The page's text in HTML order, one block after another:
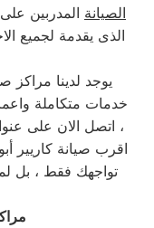
الصيانة المدربين
الذى يقدمة لجميع
يوجد لدينا
خدمات متكاملة
، اتصل الان على
اقرب صيانة كاريير
تواجهك فقط ، بل